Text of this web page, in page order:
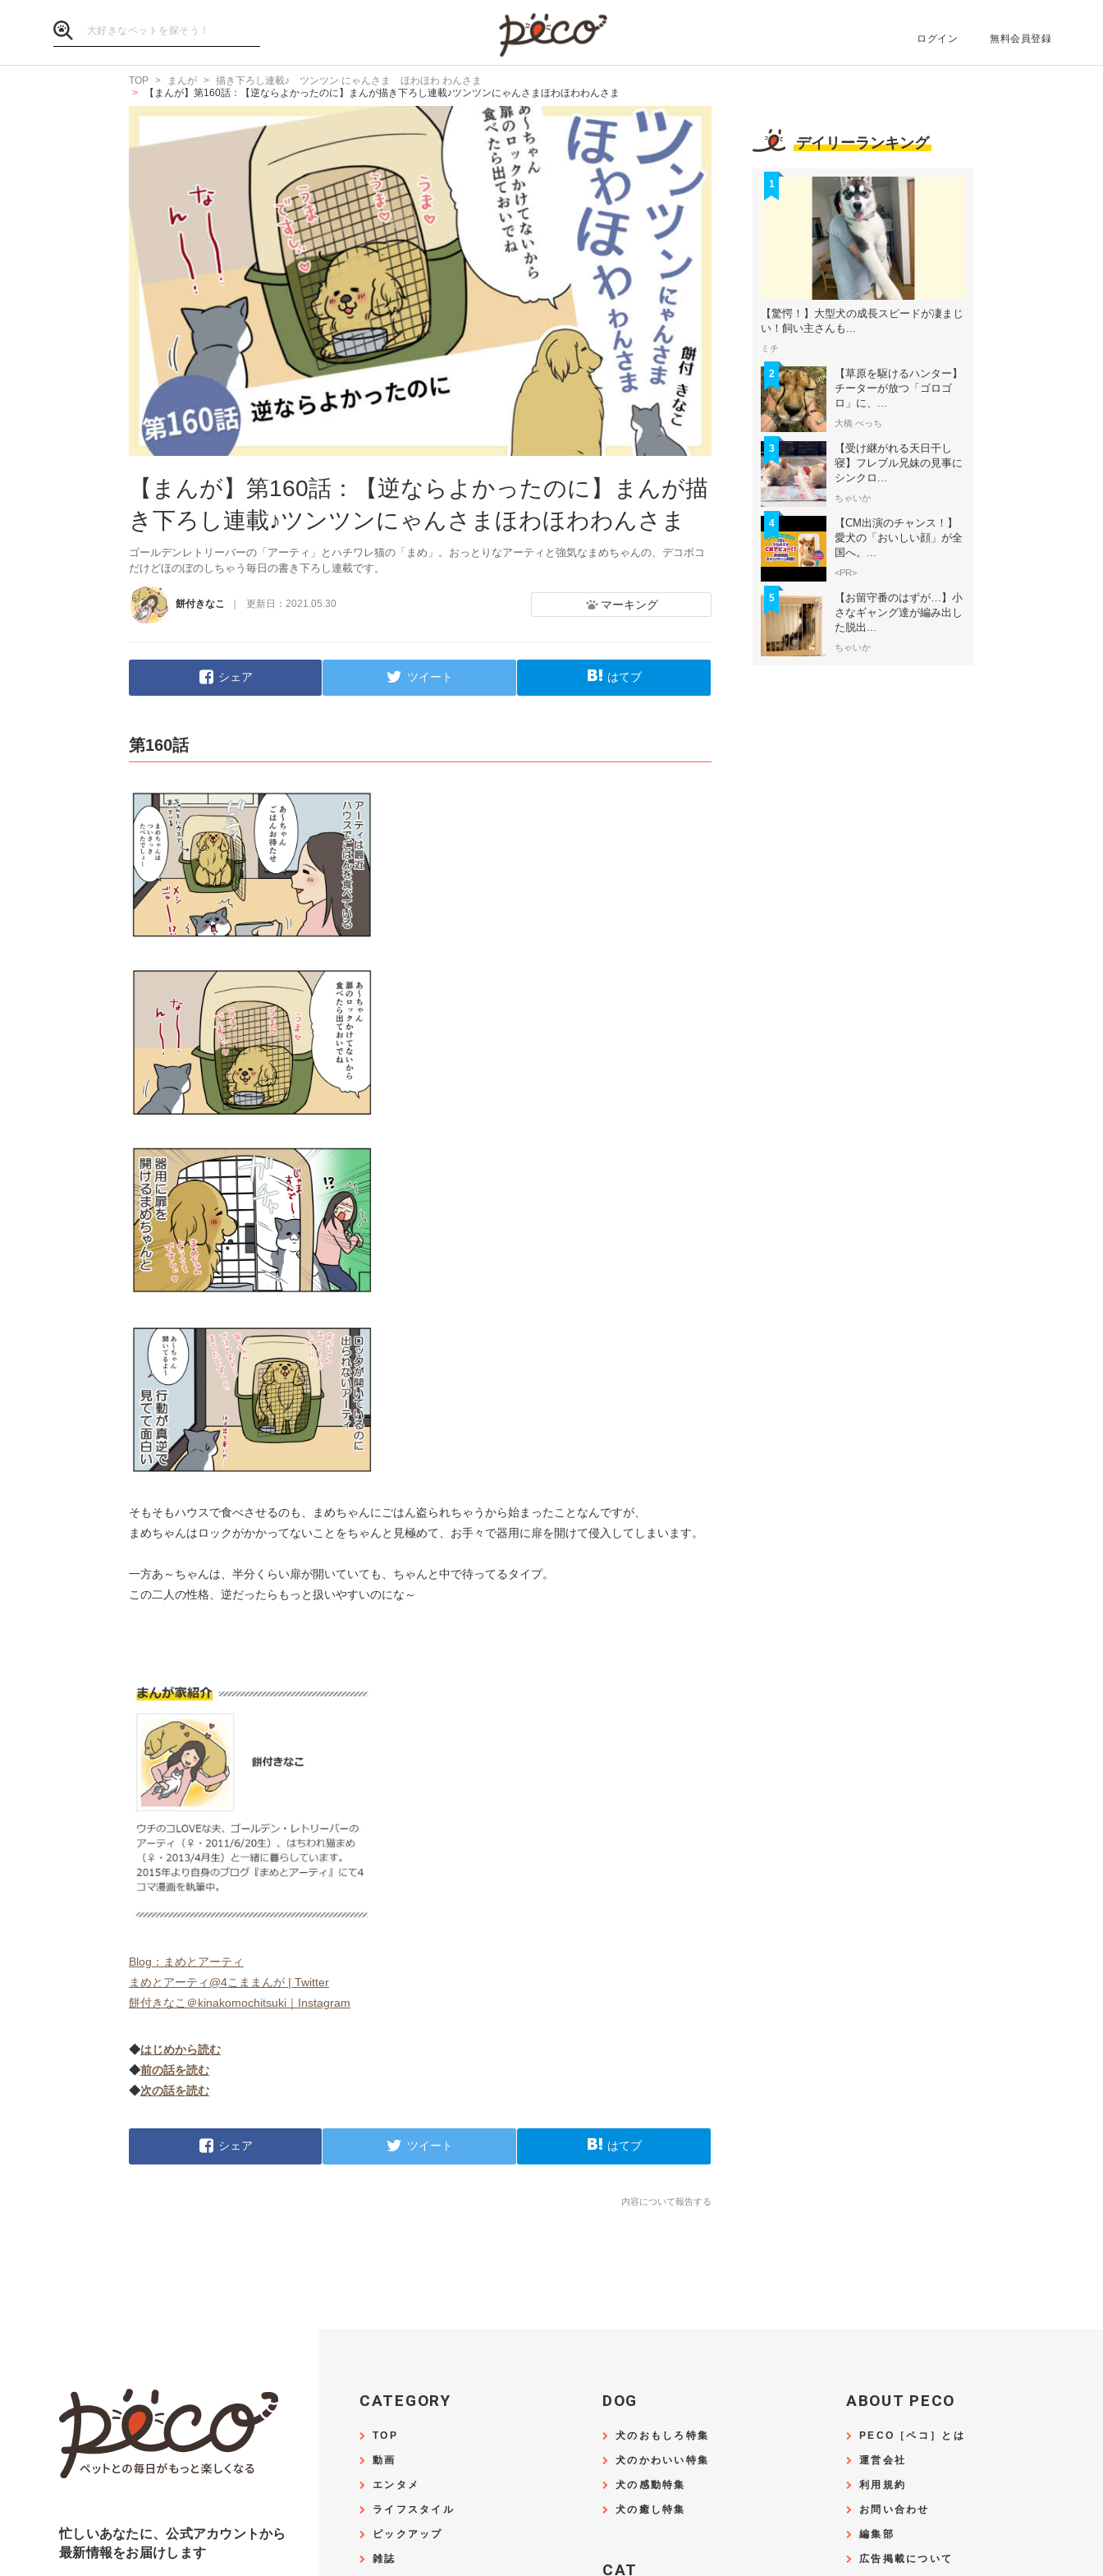
ログイン 無料会員登録
TOP まんが
描き下ろし連載♪ ツンツン にゃんさま ほわほわ わんさま
【まんが】第160話：【逆ならよかったのに】まんが描き下ろし連載♪ツンツンにゃんさまほわほわわんさま
【まんが】第160話：【逆ならよかったのに】まんが描
き下ろし連載♪ツンツンにゃんさまほわほわわんさま
ゴールデンレトリーバーの「アーティ」とハチワレ猫の「まめ」。おっとりなアーティと強気なまめちゃんの、デコボコ
だけどほのぼのしちゃう毎日の書き下ろし連載です。
餅付きなこ 更新日： 2021.05.30 マーキング
シェア ツイート はてブ
第160話
そもそもハウスで食べさせるのも、まめちゃんにごはん盗られちゃうから始まったことなんですが、
まめちゃんはロックがかかってないことをちゃんと見極めて、お手々で器用に扉を開けて侵入してしまいます。
一方あ～ちゃんは、半分くらい扉が開いていても、ちゃんと中で待ってるタイプ。
この二人の性格、逆だったらもっと扱いやすいのにな～
Blog：まめとアーティ
まめとアーティ@4こままんが | Twitter
餅付きなこ＠kinakomochitsuki｜Instagram
◆はじめから読む
◆前の話を読む
◆次の話を読む
シェア ツイート はてブ
内容について報告する
デイリーランキング
1
【驚愕！】大型犬の成長スピードが凄まじ
い！飼い主さんも...
ミチ
2
【草原を駆けるハンター】
チーターが放つ「ゴロゴ
ロ」に、...
大橋 ぺっち
3
【受け継がれる天日干し
寝】フレブル兄妹の見事に
シンクロ...
ちゃいか
4
【CM出演のチャンス！】
愛犬の「おいしい顔」が全
国へ。...
<PR>
5
【お留守番のはずが…】小
さなギャング達が編み出し
た脱出...
ちゃいか
忙しいあなたに、公式アカウントから
最新情報をお届けします
CATEGORY
TOP
動画
エンタメ
ライフスタイル
ピックアップ
雑誌
DOG
犬のおもしろ特集
犬のかわいい特集
犬の感動特集
犬の癒し特集
CAT
ABOUT PECO
PECO［ペコ］とは
運営会社
利用規約
お問い合わせ
編集部
広告掲載について